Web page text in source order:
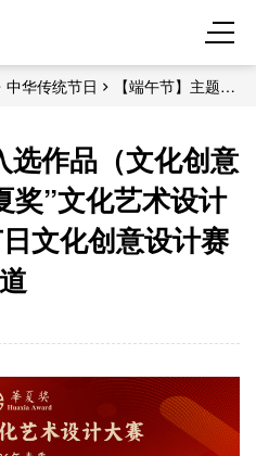
中华传统节日
【端午节】主题入
选作品（文化创意
奖”文化艺术设计
文化创意设计赛
道